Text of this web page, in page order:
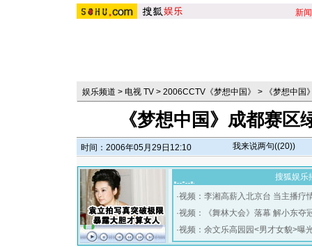
新闻
娱乐频道 > 电视 TV > 2006CCTV《梦想中国》 > 《梦想中国
《梦想中国》成都赛区
时间：2006年05月29日12:10 我来说两句((20))
搜狐娱乐
·视频：李湘高薪入北京台 当主播疗
·视频：《舞林大会》落幕 解小东夺
·视频：余文乐高园园<男才女貌>曝